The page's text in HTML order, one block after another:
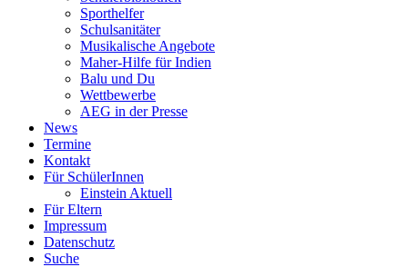
Sporthelfer
Schulsanitäter
Musikalische Angebote
Maher-Hilfe für Indien
Balu und Du
Wettbewerbe
AEG in der Presse
News
Termine
Kontakt
Für SchülerInnen
Einstein Aktuell
Für Eltern
Impressum
Datenschutz
Suche